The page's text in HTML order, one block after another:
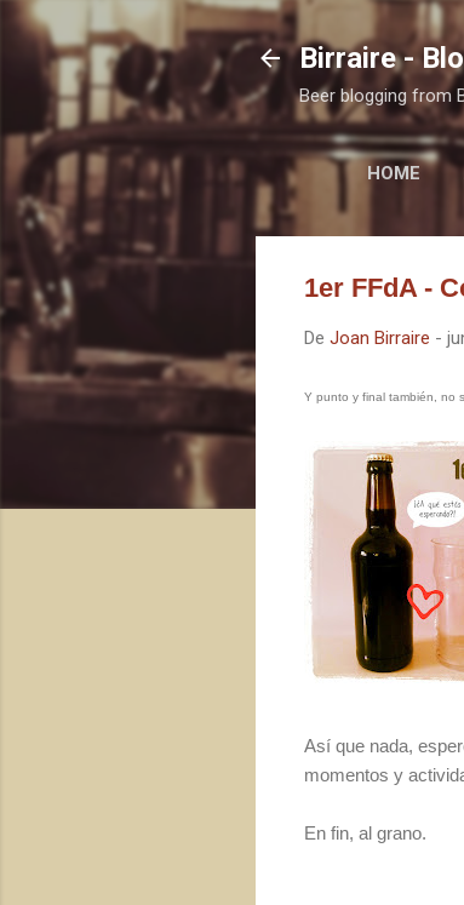
Birraire -
Beer blogging from
HOME
1er FFdA -
De Joan Birraire -
Y punto y final también, no
Así que nada,
momentos y
En fin, al grano.